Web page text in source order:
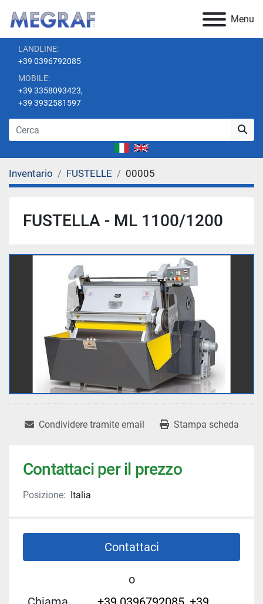
Menu
LANDLINE:
+39 0396792085
MOBILE:
+39 3358093423,
+39 3932581597
Inventario FUSTELLE 00005
FUSTELLA - ML 1100/1200
Condividere tramite email Stampa scheda
Contattaci per il prezzo
Posizione: Italia
Contattaci
o